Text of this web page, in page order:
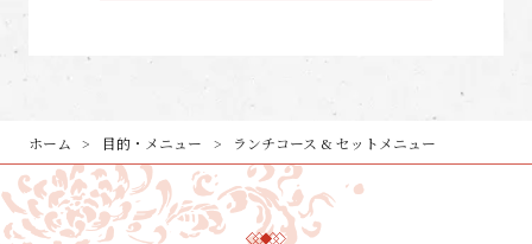
ホーム 目的・メニュー ランチコース & セットメニュー